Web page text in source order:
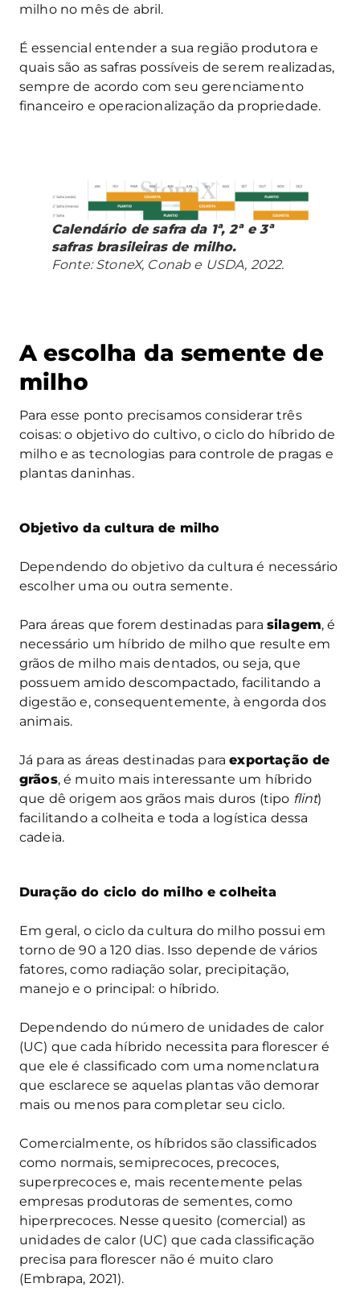
milho no mês de abril.
É essencial entender a sua região produtora e
quais são as safras possíveis de serem realizadas,
sempre de acordo com seu gerenciamento
financeiro e operacionalização da propriedade.
Calendário de safra da 1ª, 2ª e 3ª
safras brasileiras de milho.
Fonte: StoneX, Conab e USDA, 2022.
A escolha da semente de
milho
Para esse ponto precisamos considerar três
coisas: o objetivo do cultivo, o ciclo do híbrido de
milho e as tecnologias para controle de pragas e
plantas daninhas.
Objetivo da cultura de milho
Dependendo do objetivo da cultura é necessário
escolher uma ou outra semente.
Para áreas que forem destinadas para silagem, é
necessário um híbrido de milho que resulte em
grãos de milho mais dentados, ou seja, que
possuem amido descompactado, facilitando a
digestão e, consequentemente, à engorda dos
animais.
Já para as áreas destinadas paraexportação de
grãos, é muito mais interessante um híbrido
que dê origem aos grãos mais duros (tipo flint)
facilitando a colheita e toda a logística dessa
cadeia.
Duração do ciclo do milho e colheita
Em geral, o ciclo da cultura do milho possui em
torno de 90 a 120 dias. Isso depende de vários
fatores, como radiação solar, precipitação,
manejo e o principal: o híbrido.
Dependendo do número de unidades de calor
(UC) que cada híbrido necessita para florescer é
que ele é classificado com uma nomenclatura
que esclarece se aquelas plantas vão demorar
mais ou menos para completar seu ciclo.
Comercialmente, os híbridos são classificados
como normais, semiprecoces, precoces,
superprecoces e, mais recentemente pelas
empresas produtoras de sementes, como
hiperprecoces. Nesse quesito (comercial) as
unidades de calor (UC) que cada classificação
precisa para florescer não é muito claro
(Embrapa, 2021).